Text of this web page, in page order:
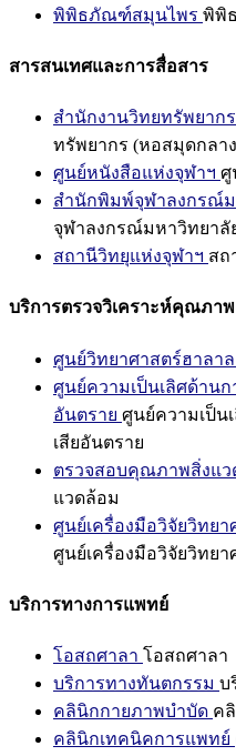
พิพิธภัณฑ์สมุนไพร พิพิ
สารสนเทศและการสื่อสาร
สำนักงานวิทยทรัพยาก
ทรัพยากร (หอสมุดกลา
ศูนย์หนังสือแห่งจุฬาฯ ศู
สำนักพิมพ์จุฬาลงกรณ์
จุฬาลงกรณ์มหาวิทยาลั
สถานีวิทยุแห่งจุฬาฯ สถ
บริการตรวจวิเคราะห์คุณภาพ
ศูนย์วิทยาศาสตร์ฮาลาล
ศูนย์ความเป็นเลิศด้านก
อันตราย ศูนย์ความเป็น
เสียอันตราย
ตรวจสอบคุณภาพสิ่งแว
แวดล้อม
ศูนย์เครื่องมือวิจัยวิทยา
ศูนย์เครื่องมือวิจัยวิทยา
บริการทางการแพทย์
โอสถศาลา โอสถศาลา
บริการทางทันตกรรม บ
คลินิกกายภาพบำบัด ค
คลินิกเทคนิคการแพทย์